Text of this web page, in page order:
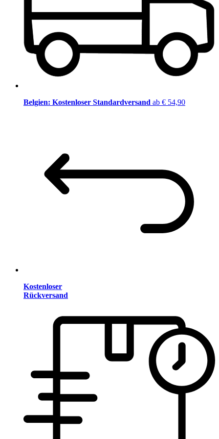
Belgien: Kostenloser Standardversand ab € 54,90
Kostenloser
Rückversand